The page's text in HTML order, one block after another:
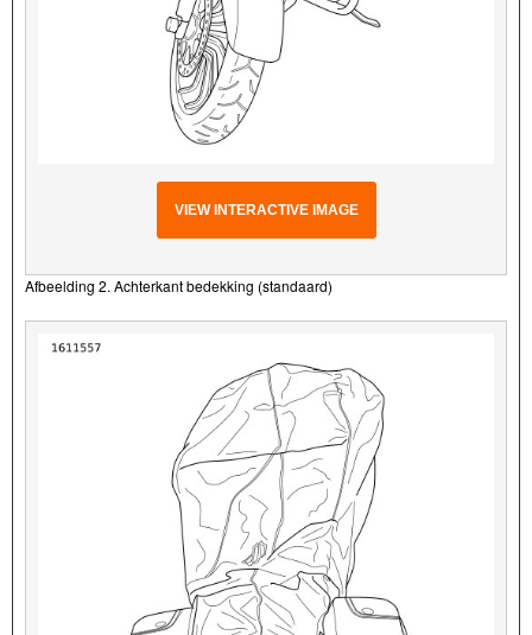
VIEW INTERACTIVE IMAGE
Afbeelding 2. Achterkant bedekking (standaard)